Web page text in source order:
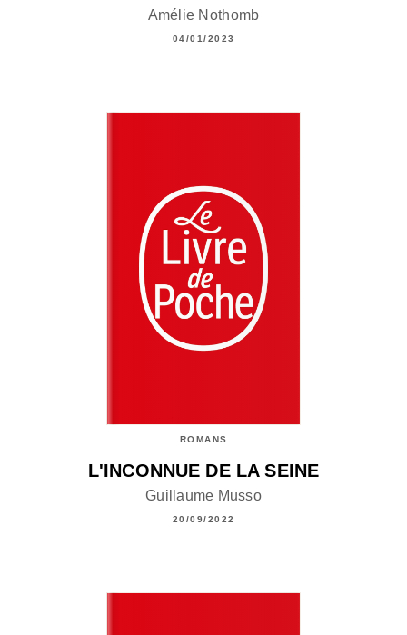
Amélie Nothomb
04/01/2023
ROMANS
L'INCONNUE DE LA SEINE
Guillaume Musso
20/09/2022